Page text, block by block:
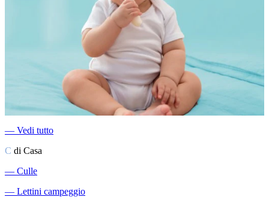
― Vedi tutto
C di Casa
― Culle
― Lettini campeggio